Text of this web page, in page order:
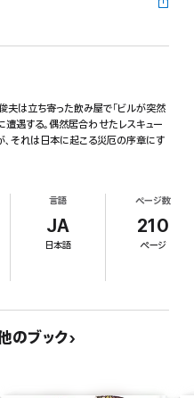
夫は立ち寄った飲み屋で「ビルが突然
遇する。偶然居合わせたレスキュー
それは日本に起こる災厄の序章にす
言語
JA
日本語
ページ数
210
ページ
のブック